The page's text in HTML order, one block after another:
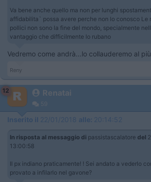
Va bene anche quello ma non per lunghi
affidabilita` possa avere perche non lo conosco Le
pollici non sono la fine del mondo, specialmente
vantaggio che difficilmente lo rubano
Vedremo come andrà...lo collauderemo al
Reny
12 Renatai
59
Inserito il 22/01/2018 alle: 20:14:52
In risposta al messaggio di passistascalatore del
13:00:58
Il px indiano praticamente! ! Sei andato a vederlo
provato a infilarlo nel gavone?